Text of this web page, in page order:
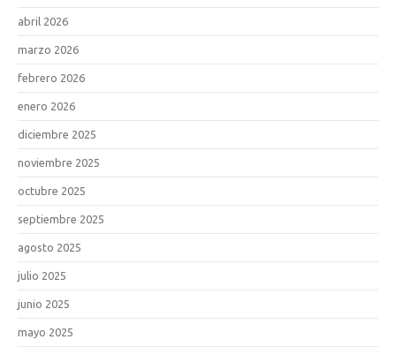
abril 2026
marzo 2026
febrero 2026
enero 2026
diciembre 2025
noviembre 2025
octubre 2025
septiembre 2025
agosto 2025
julio 2025
junio 2025
mayo 2025